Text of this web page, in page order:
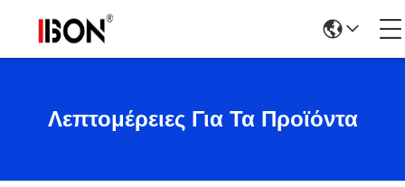
Λεπτομέρειες Για Τα Προϊόντα